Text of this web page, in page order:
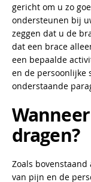
gericht om u zo
ondersteunen bij
zeggen dat u de
dat een brace
een bepaalde
en de persoonlijke
onderstaande
dragen?
Zoals
van pijn en de